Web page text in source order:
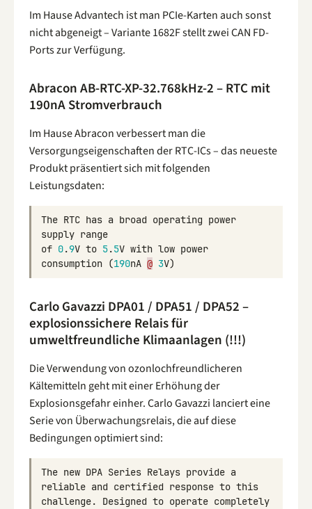
Im Hause Advantech ist man PCIe-Karten auch sonst
nicht abgeneigt – Variante 1682F stellt zwei CAN FD-
Ports zur Verfügung.
Abracon AB-RTC-XP-32.768kHz-2 – RTC mit
190nA Stromverbrauch
Im Hause Abracon verbessert man die
Versorgungseigenschaften der RTC-ICs – das neueste
Produkt präsentiert sich mit folgenden
Leistungsdaten:
The RTC has a broad operating power
supply range
of 0.9V to 5.5V with low power
consumption (190nA @ 3V)
Carlo Gavazzi DPA01 / DPA51 / DPA52 –
explosionssichere Relais für
umweltfreundliche Klimaanlagen (!!!)
Die Verwendung von ozonlochfreundlicheren
Kältemitteln geht mit einer Erhöhung der
Explosionsgefahr einher. Carlo Gavazzi lanciert eine
Serie von Überwachungsrelais, die auf diese
Bedingungen optimiert sind:
The new DPA Series Relays provide a
reliable and certified response to this
challenge. Designed to operate completely